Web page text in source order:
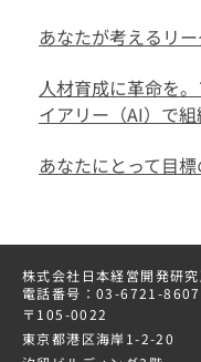
あなたが考えるリ
人材育成に革命を
イアリー（AI）で
あなたにとって目
株式会社日本経営開発研
電話番号：03-6721-8607
〒105-0022
東京都港区海岸1-2-20